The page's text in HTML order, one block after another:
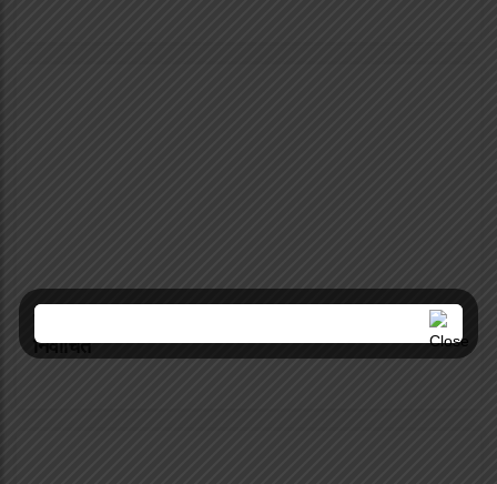
निर्वाचित